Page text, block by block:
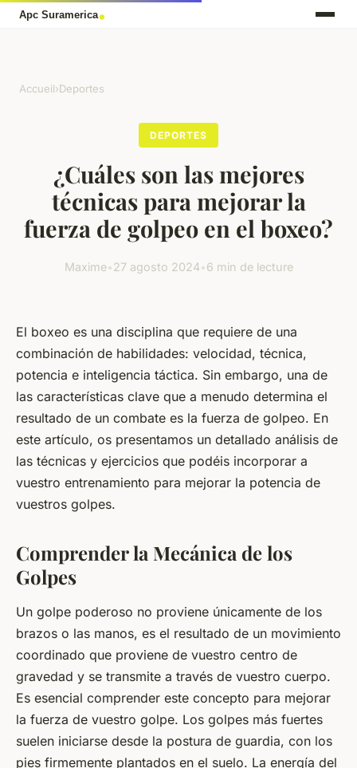
Accueil›Deportes
DEPORTES
¿Cuáles son las mejores
técnicas para mejorar la
fuerza de golpeo en el boxeo?
Maxime•27 agosto 2024•6 min de lecture
El boxeo es una disciplina que requiere de una
combinación de habilidades: velocidad, técnica,
potencia e inteligencia táctica. Sin embargo, una de
las características clave que a menudo determina el
resultado de un combate es la fuerza de golpeo. En
este artículo, os presentamos un detallado análisis de
las técnicas y ejercicios que podéis incorporar a
vuestro entrenamiento para mejorar la potencia de
vuestros golpes.
Comprender la Mecánica de los
Golpes
Un golpe poderoso no proviene únicamente de los
brazos o las manos, es el resultado de un movimiento
coordinado que proviene de vuestro centro de
gravedad y se transmite a través de vuestro cuerpo.
Es esencial comprender este concepto para mejorar
la fuerza de vuestro golpe. Los golpes más fuertes
suelen iniciarse desde la postura de guardia, con los
pies firmemente plantados en el suelo. La energía del